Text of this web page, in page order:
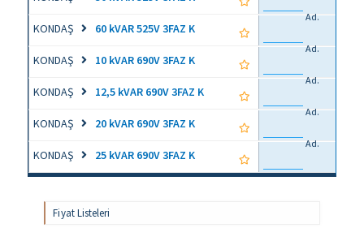
KONDAŞ 60 kVAR 525V 3FAZ K
Ad.
KONDAŞ 10 kVAR 690V 3FAZ K
Ad.
KONDAŞ 12,5 kVAR 690V 3FAZ K
Ad.
KONDAŞ 20 kVAR 690V 3FAZ K
Ad.
KONDAŞ 25 kVAR 690V 3FAZ K
Ad.
Fiyat Listeleri